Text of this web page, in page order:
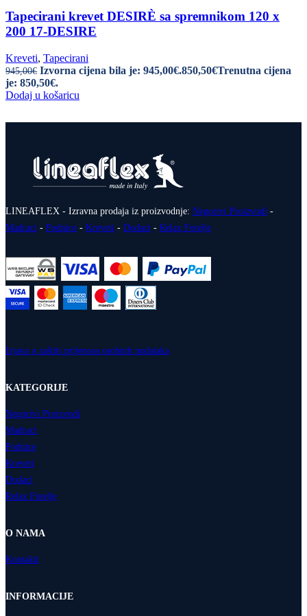
Tapecirani krevet DESIRÈ sa spremnikom 120 x
200 17-DESIRE
Kreveti, Tapecirani
945,00€ Izvorna cijena bila je: 945,00€.850,50€Trenutna cijena
je: 850,50€.
Dodaj u košaricu
LINEAFLEX - Izravna prodaja iz proizvodnje: Negorivi Proizvodi -
Madraci - Podnice - Kreveti - Dodaci - Relax Fotelje
Izjava o zaštiti prijenosa osobnih podataka
KATEGORIJE
Negorivi Proizvodi
Madraci
Podnice
Kreveti
Dodaci
Relax Fotelje
O NAMA
Kontakti
INFORMACIJE